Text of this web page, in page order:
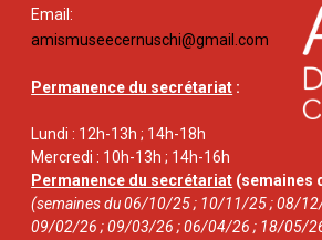
Email:
amismuseecernuschi@gmail.com
Permanence du secrétariat :
Lundi : 12h-13h ; 14h-18h
Mercredi : 10h-13h ; 14h-16h
Permanence du secrétariat (semaines
(semaines du 06/10/25 ; 10/11/25 ; 08/
09/02/26 ; 09/03/26 ; 06/04/26 ; 18/05/